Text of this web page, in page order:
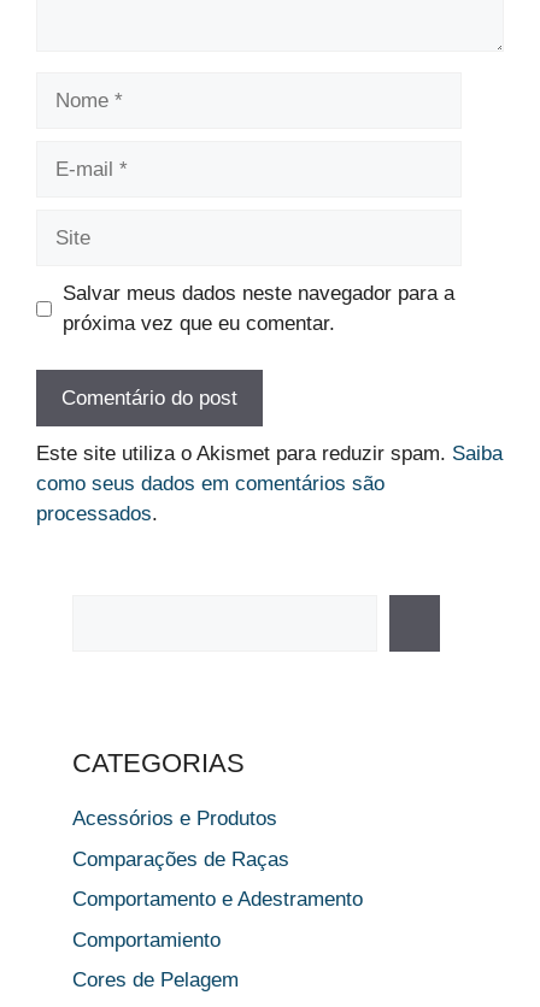
Salvar meus dados neste navegador para a
próxima vez que eu comentar.
Este site utiliza o Akismet para reduzir spam. Saiba
como seus dados em comentários são
processados.
CATEGORIAS
Acessórios e Produtos
Comparações de Raças
Comportamento e Adestramento
Comportamiento
Cores de Pelagem